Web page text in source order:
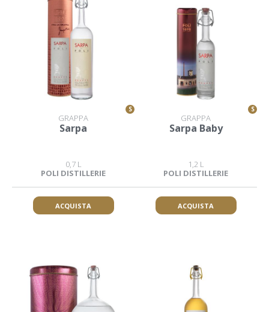
S
GRAPPA
Sarpa
0,7 L
POLI DISTILLERIE
ACQUISTA
S
GRAPPA
Sarpa Baby
1,2 L
POLI DISTILLERIE
ACQUISTA